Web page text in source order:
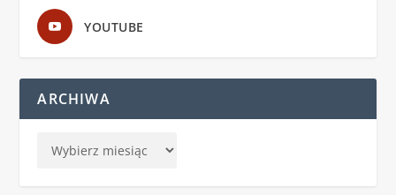
YOUTUBE
ARCHIWA